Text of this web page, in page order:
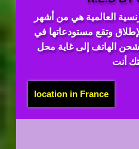
العالمية هي من أشهر
وتقع مستودعاتها في
الهاتف إلى غاية محل
أنت
location in France